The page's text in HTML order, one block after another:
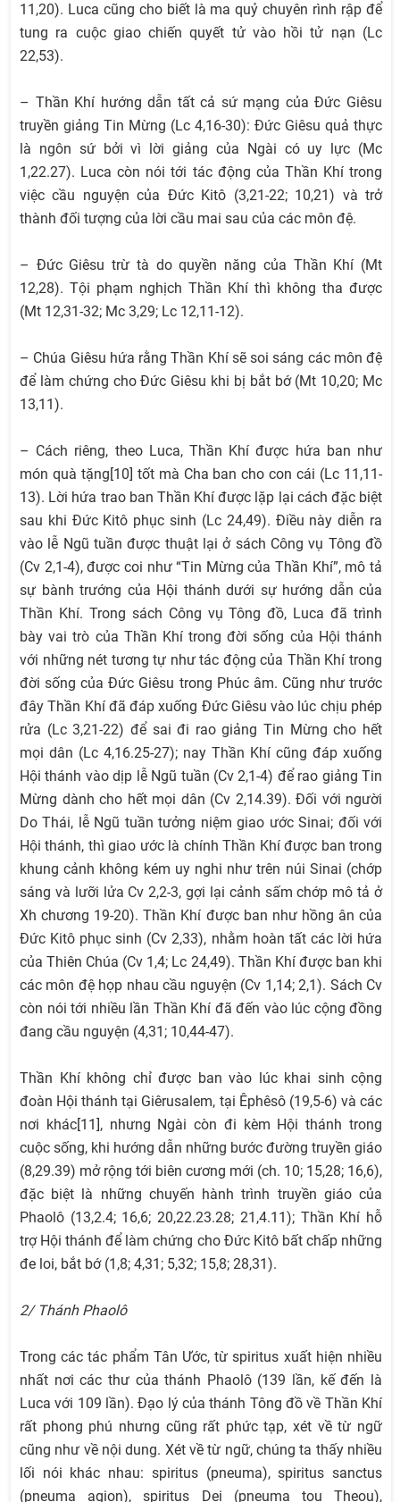
11,20). Luca cũng cho biết là ma quỷ chuyên rình rập để
tung ra cuộc giao chiến quyết tử vào hồi tử nạn (Lc
22,53).
– Thần Khí hướng dẫn tất cả sứ mạng của Đức Giêsu
truyền giảng Tin Mừng (Lc 4,16-30): Đức Giêsu quả thực
là ngôn sứ bởi vì lời giảng của Ngài có uy lực (Mc
1,22.27). Luca còn nói tới tác động của Thần Khí trong
việc cầu nguyện của Đức Kitô (3,21-22; 10,21) và trở
thành đối tượng của lời cầu mai sau của các môn đệ.
– Đức Giêsu trừ tà do quyền năng của Thần Khí (Mt
12,28). Tội phạm nghịch Thần Khí thì không tha được
(Mt 12,31-32; Mc 3,29; Lc 12,11-12).
– Chúa Giêsu hứa rằng Thần Khí sẽ soi sáng các môn đệ
để làm chứng cho Đức Giêsu khi bị bắt bớ (Mt 10,20; Mc
13,11).
– Cách riêng, theo Luca, Thần Khí được hứa ban như
món quà tặng[10] tốt mà Cha ban cho con cái (Lc 11,11-
13). Lời hứa trao ban Thần Khí được lặp lại cách đặc biệt
sau khi Đức Kitô phục sinh (Lc 24,49). Điều này diễn ra
vào lễ Ngũ tuần được thuật lại ở sách Công vụ Tông đồ
(Cv 2,1-4), được coi như “Tin Mừng của Thần Khí”, mô tả
sự bành trướng của Hội thánh dưới sự hướng dẫn của
Thần Khí. Trong sách Công vụ Tông đồ, Luca đã trình
bày vai trò của Thần Khí trong đời sống của Hội thánh
với những nét tương tự như tác động của Thần Khí trong
đời sống của Đức Giêsu trong Phúc âm. Cũng như trước
đây Thần Khí đã đáp xuống Đức Giêsu vào lúc chịu phép
rửa (Lc 3,21-22) để sai đi rao giảng Tin Mừng cho hết
mọi dân (Lc 4,16.25-27); nay Thần Khí cũng đáp xuống
Hội thánh vào dịp lễ Ngũ tuần (Cv 2,1-4) để rao giảng Tin
Mừng dành cho hết mọi dân (Cv 2,14.39). Đối với người
Do Thái, lễ Ngũ tuần tưởng niệm giao ước Sinai; đối với
Hội thánh, thì giao ước là chính Thần Khí được ban trong
khung cảnh không kém uy nghi như trên núi Sinai (chớp
sáng và lưỡi lửa Cv 2,2-3, gợi lại cảnh sấm chớp mô tả ở
Xh chương 19-20). Thần Khí được ban như hồng ân của
Đức Kitô phục sinh (Cv 2,33), nhằm hoàn tất các lời hứa
của Thiên Chúa (Cv 1,4; Lc 24,49). Thần Khí được ban khi
các môn đệ họp nhau cầu nguyện (Cv 1,14; 2,1). Sách Cv
còn nói tới nhiều lần Thần Khí đã đến vào lúc cộng đồng
đang cầu nguyện (4,31; 10,44-47).
Thần Khí không chỉ được ban vào lúc khai sinh cộng
đoàn Hội thánh tại Giêrusalem, tại Êphêsô (19,5-6) và các
nơi khác[11], nhưng Ngài còn đi kèm Hội thánh trong
cuộc sống, khi hướng dẫn những bước đường truyền giáo
(8,29.39) mở rộng tới biên cương mới (ch. 10; 15,28; 16,6),
đặc biệt là những chuyến hành trình truyền giáo của
Phaolô (13,2.4; 16,6; 20,22.23.28; 21,4.11); Thần Khí hỗ
trợ Hội thánh để làm chứng cho Đức Kitô bất chấp những
đe loi, bắt bớ (1,8; 4,31; 5,32; 15,8; 28,31).
2/ Thánh Phaolô
Trong các tác phẩm Tân Ước, từ spiritus xuất hiện nhiều
nhất nơi các thư của thánh Phaolô (139 lần, kế đến là
Luca với 109 lần). Đạo lý của thánh Tông đồ về Thần Khí
rất phong phú nhưng cũng rất phức tạp, xét về từ ngữ
cũng như về nội dung. Xét về từ ngữ, chúng ta thấy nhiều
lối nói khác nhau: spiritus (pneuma), spiritus sanctus
(pneuma agion), spiritus Dei (pneuma tou Theou),